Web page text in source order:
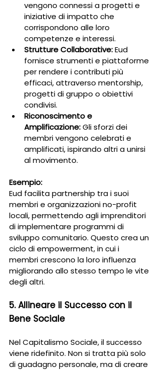
vengono connessi a progetti e
iniziative di impatto che
corrispondono alle loro
competenze e interessi.
Strutture Collaborative: Eud
fornisce strumenti e piattaforme
per rendere i contributi più
efficaci, attraverso mentorship,
progetti di gruppo o obiettivi
condivisi.
Riconoscimento e
Amplificazione: Gli sforzi dei
membri vengono celebrati e
amplificati, ispirando altri a unirsi
al movimento.
Esempio:
Eud facilita partnership tra i suoi
membri e organizzazioni no-profit
locali, permettendo agli imprenditori
di implementare programmi di
sviluppo comunitario. Questo crea un
ciclo di empowerment, in cui i
membri crescono la loro influenza
migliorando allo stesso tempo le vite
degli altri.
5. Allineare il Successo con il
Bene Sociale
Nel Capitalismo Sociale, il successo
viene ridefinito. Non si tratta più solo
di guadagno personale, ma di creare